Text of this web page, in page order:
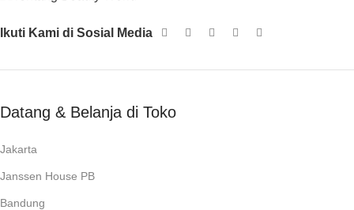
Ikuti Kami di Sosial Media
Datang & Belanja di Toko
Jakarta
Janssen House PB
Bandung